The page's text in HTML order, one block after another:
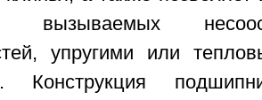
вызываемых
упругими или
Конструкция